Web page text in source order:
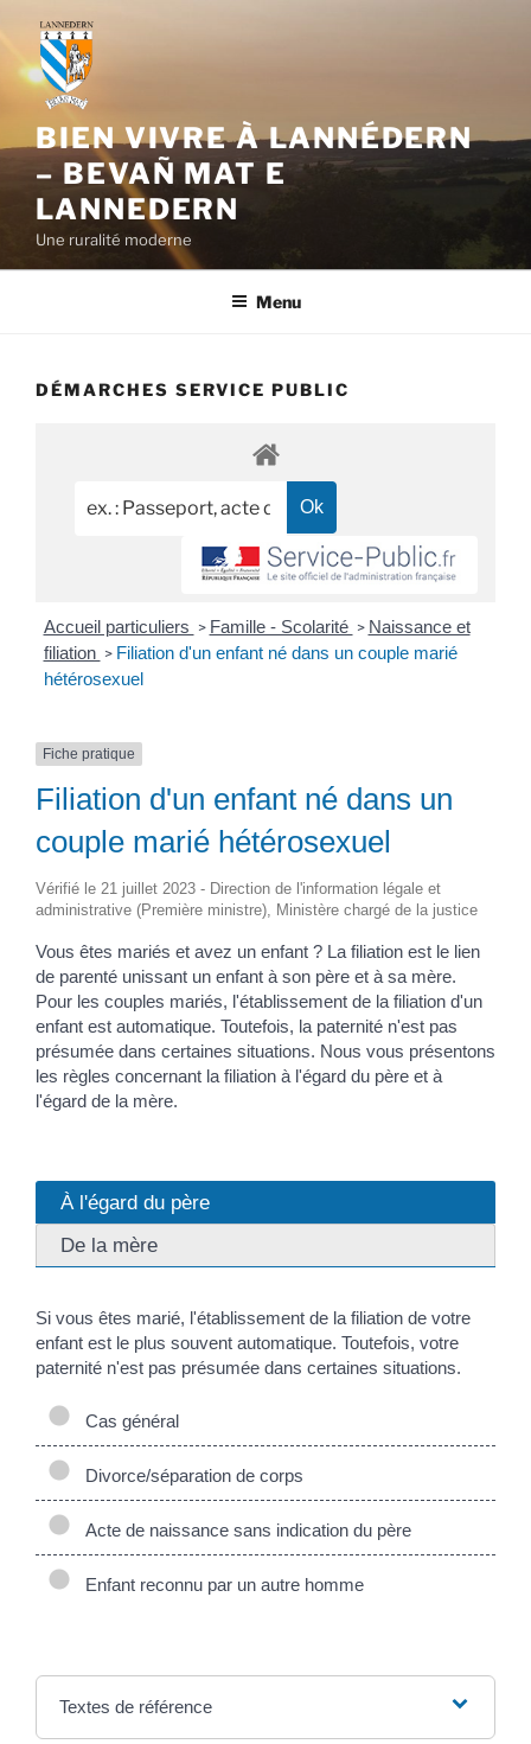
contenu
principal
BIEN VIVRE À LANNÉDERN
– BEVAÑ MAT E
LANNEDERN
Une ruralité moderne
Menu
DÉMARCHES SERVICE PUBLIC
Accueil particuliers > Famille - Scolarité > Naissance et
filiation > Filiation d'un enfant né dans un couple marié
hétérosexuel
Fiche pratique
Filiation d'un enfant né dans un
couple marié hétérosexuel
Vérifié le 21 juillet 2023 - Direction de l'information légale et
administrative (Première ministre), Ministère chargé de la justice
Vous êtes mariés et avez un enfant ? La filiation est le lien
de parenté unissant un enfant à son père et à sa mère.
Pour les couples mariés, l'établissement de la filiation d'un
enfant est automatique. Toutefois, la paternité n'est pas
présumée dans certaines situations. Nous vous présentons
les règles concernant la filiation à l'égard du père et à
l'égard de la mère.
À l'égard du père
De la mère
Si vous êtes marié, l'établissement de la filiation de votre
enfant est le plus souvent automatique. Toutefois, votre
paternité n'est pas présumée dans certaines situations.
Cas général
Divorce/séparation de corps
Acte de naissance sans indication du père
Enfant reconnu par un autre homme
Textes de référence